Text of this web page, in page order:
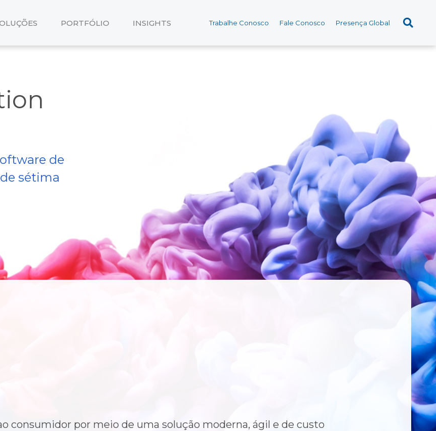
PORTFÓLIO INSIGHTS Trabalhe Conosco Fale Conosco Presença Global
de
sétima
consumidor por meio de uma solução moderna, ágil e de custo